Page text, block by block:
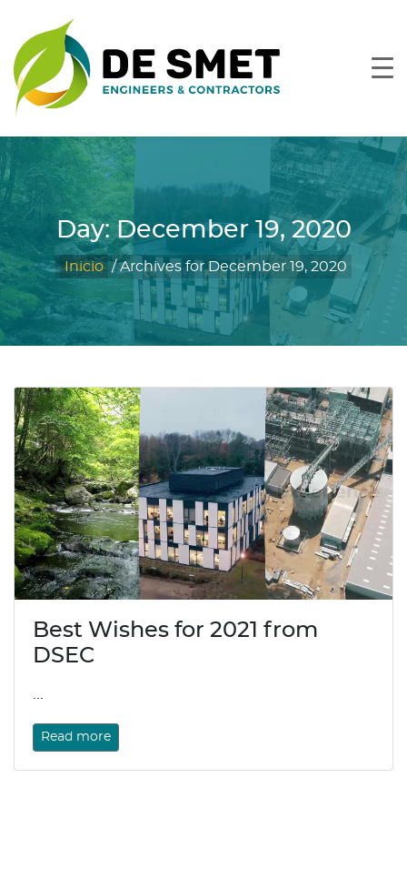
Day:December 19, 2020
Inicio /Archives for December 19, 2020
Best Wishes for 2021 from
DSEC
...
Read more